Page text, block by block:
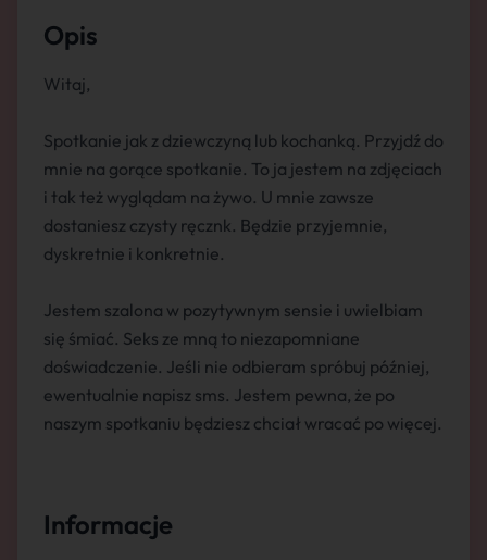
Opis
Witaj,
Spotkanie jak z dziewczyną lub kochanką. Przyjdź do
mnie na gorące spotkanie. To ja jestem na zdjęciach
i tak też wyglądam na żywo. U mnie zawsze
dostaniesz czysty ręcznk. Będzie przyjemnie,
dyskretnie i konkretnie.
Jestem szalona w pozytywnym sensie i uwielbiam
się śmiać. Seks ze mną to niezapomniane
doświadczenie. Jeśli nie odbieram spróbuj później,
ewentualnie napisz sms. Jestem pewna, że po
naszym spotkaniu będziesz chciał wracać po więcej.
Informacje